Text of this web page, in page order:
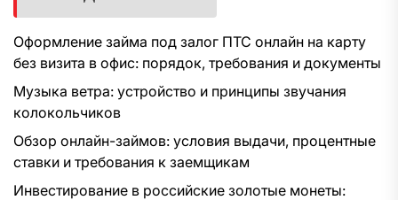
Оформление займа под залог ПТС онлайн на карту
без визита в офис: порядок, требования и документы
Музыка ветра: устройство и принципы звучания
колокольчиков
Обзор онлайн-займов: условия выдачи, процентные
ставки и требования к заемщикам
Инвестирование в российские золотые монеты: